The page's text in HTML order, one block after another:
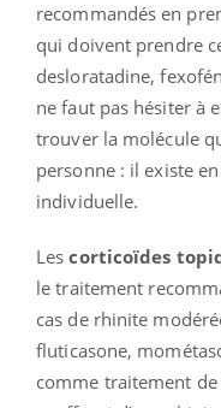
recommandés en
qui doivent prendre
desloratadine,
ne faut pas hésiter à
trouver la molécule
personne : il existe
individuelle.
Lescorticoïdes
le traitement
cas de rhinite
fluticasone,
comme traitement